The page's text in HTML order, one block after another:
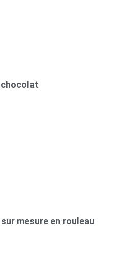
chocolat
mesure en rouleau